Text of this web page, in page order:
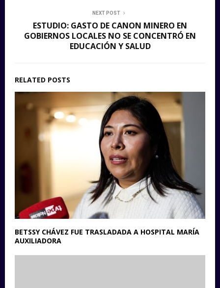
NEXT POST
ESTUDIO: GASTO DE CANON MINERO EN
GOBIERNOS LOCALES NO SE CONCENTRÓ EN
EDUCACIÓN Y SALUD
RELATED POSTS
BETSSY CHÁVEZ FUE TRASLADADA A HOSPITAL MARÍA
AUXILIADORA